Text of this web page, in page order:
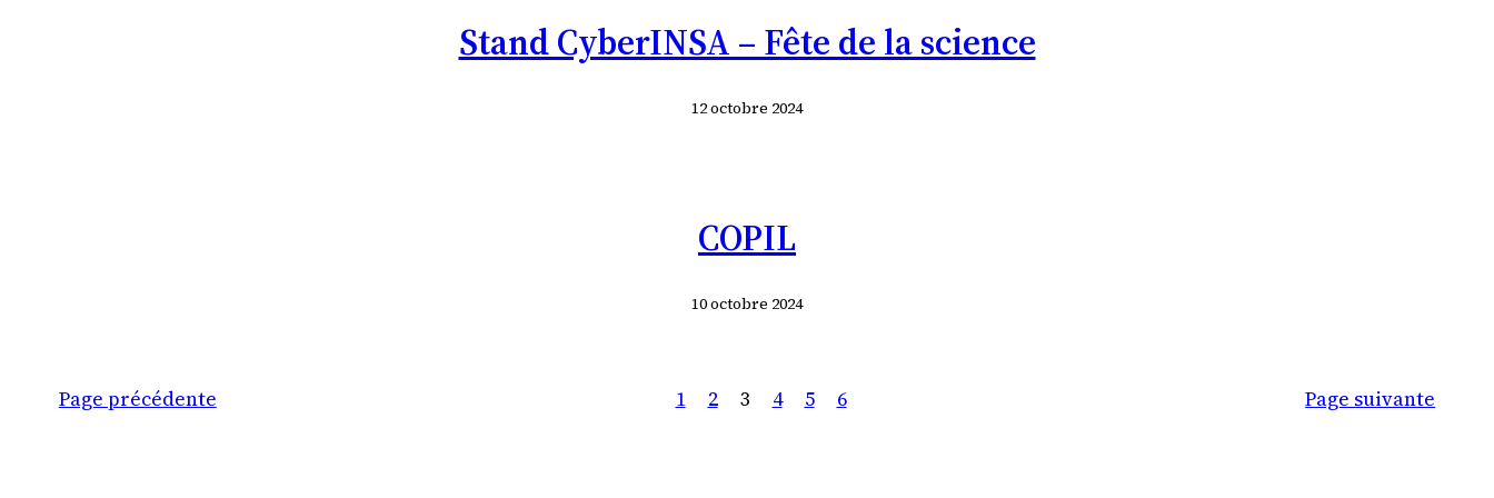
Stand CyberINSA – Fête de la science
12 octobre 2024
COPIL
10 octobre 2024
Page précédente 1 2 3 4 5 6 Page suivante